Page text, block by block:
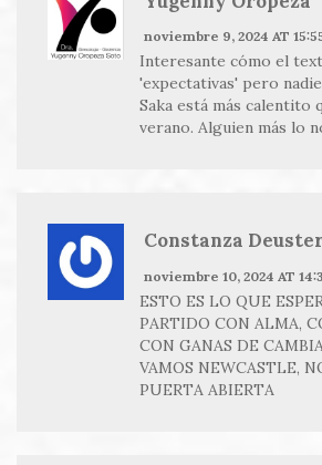
noviembre 9, 2024 AT
Interesante cómo el
'expectativas' pero
Saka está más calentito
verano. Alguien más lo
Constanza
noviembre 10, 2024 AT
ESTO ES LO QUE
PARTIDO CON ALMA,
CON GANAS DE
VAMOS NEWCASTLE,
PUERTA ABIERTA